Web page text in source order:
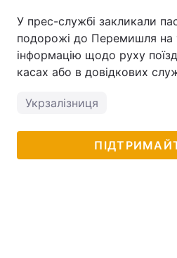
У прес-службі закликали
подорожі до Перемишля на
інформацію щодо руху
касах або в довідкових
Укрзалізниця